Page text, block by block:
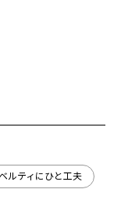
ルティにひと工夫